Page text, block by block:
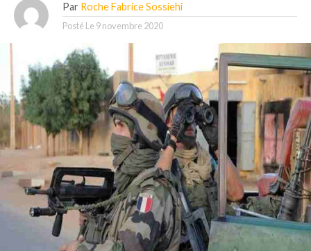
Par Roche Fabrice Sossiehi
Posté Le 9 novembre 2020